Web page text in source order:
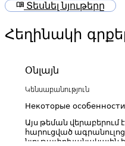
menu_book Տեսնել նյութերը
Հեղինակի
Օնլայն
Կենսաբանություն
Некоторые
агранулоцитозе
Այս թեման վերաբերում
հարուցված
նյութափոխանակային